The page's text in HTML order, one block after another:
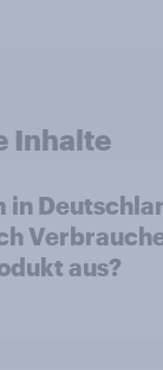
Inhalte
in
aus?